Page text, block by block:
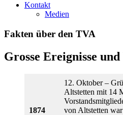
Kontakt
Medien
Fakten über den TVA
Grosse Ereignisse
1874
12. Oktober –
Altstetten mit 14
von Altstetten